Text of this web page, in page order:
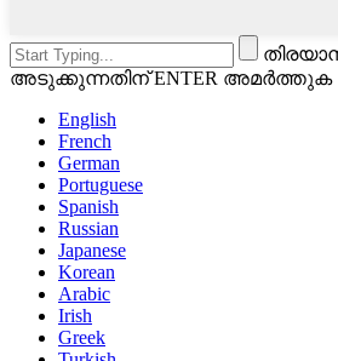
അടുക്കുന്നതിന് ENTER അമർത്തുക
English
French
German
Portuguese
Spanish
Russian
Japanese
Korean
Arabic
Irish
Greek